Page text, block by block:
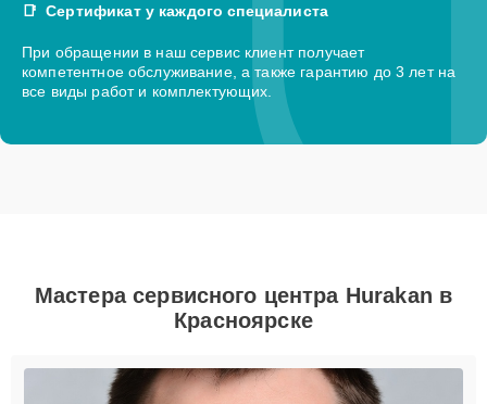
Сертификат у каждого специалиста
При обращении в наш сервис клиент получает
компетентное обслуживание, а также гарантию до 3 лет на
все виды работ и комплектующих.
Мастера сервисного центра Hurakan в
Красноярске